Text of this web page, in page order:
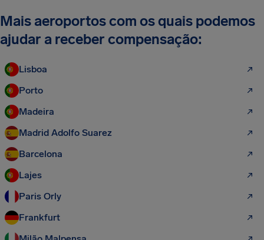
Mais aeroportos com os quais podemos
ajudar a receber compensação:
Lisboa
Porto
Madeira
Madrid Adolfo Suarez
Barcelona
Lajes
Paris Orly
Frankfurt